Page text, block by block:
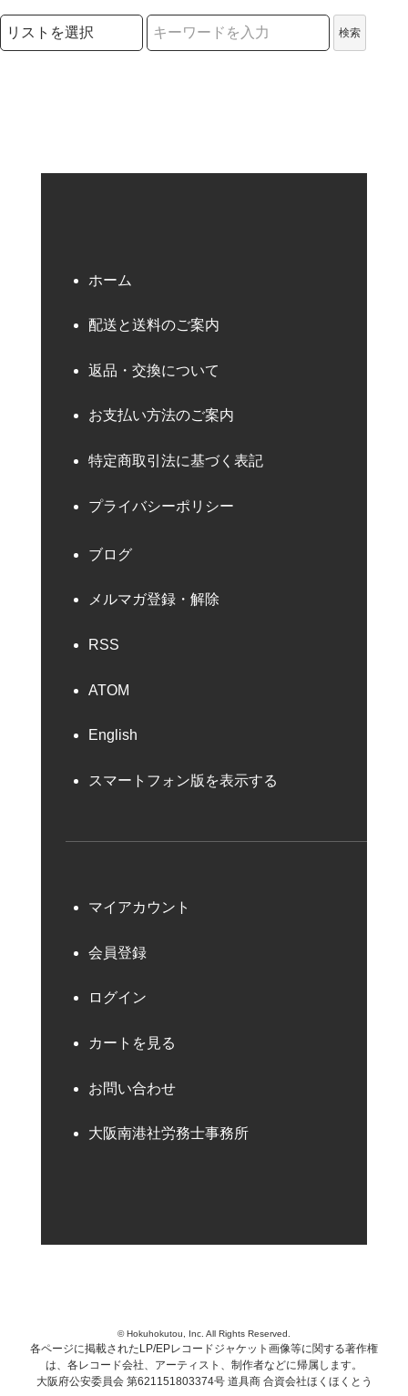
検索リストの選択
検索
ホーム
配送と送料のご案内
返品・交換について
お支払い方法のご案内
特定商取引法に基づく表記
プライバシーポリシー
ブログ
メルマガ登録・解除
RSS
ATOM
English
スマートフォン版を表示する
マイアカウント
会員登録
ログイン
カートを見る
お問い合わせ
大阪南港社労務士事務所
© Hokuhokutou, Inc. All Rights Reserved.
各ページに掲載されたLP/EPレコードジャケット画像等に関する著作権
は、各レコード会社、アーティスト、制作者などに帰属します。
大阪府公安委員会 第621151803374号 道具商 合資会社ほくほくとう